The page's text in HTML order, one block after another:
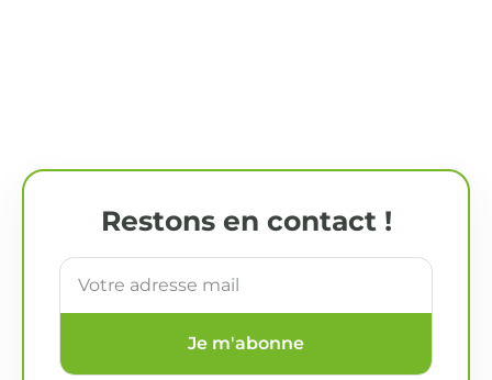
Restons en contact !
Je m'abonne